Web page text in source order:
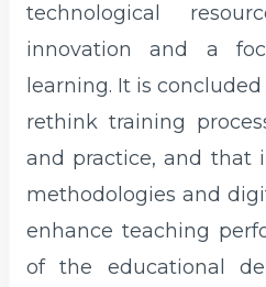
technological
innovation and a
learning. It is
rethink training
and practice, and that
methodologies and
enhance teaching
of the educational